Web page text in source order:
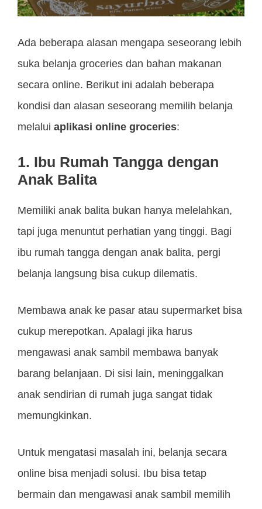
Ada beberapa alasan mengapa seseorang lebih
suka belanja groceries dan bahan makanan
secara online. Berikut ini adalah beberapa
kondisi dan alasan seseorang memilih belanja
melalui aplikasi online groceries:
1. Ibu Rumah Tangga dengan
Anak Balita
Memiliki anak balita bukan hanya melelahkan,
tapi juga menuntut perhatian yang tinggi. Bagi
ibu rumah tangga dengan anak balita, pergi
belanja langsung bisa cukup dilematis.
Membawa anak ke pasar atau supermarket bisa
cukup merepotkan. Apalagi jika harus
mengawasi anak sambil membawa banyak
barang belanjaan. Di sisi lain, meninggalkan
anak sendirian di rumah juga sangat tidak
memungkinkan.
Untuk mengatasi masalah ini, belanja secara
online bisa menjadi solusi. Ibu bisa tetap
bermain dan mengawasi anak sambil memilih